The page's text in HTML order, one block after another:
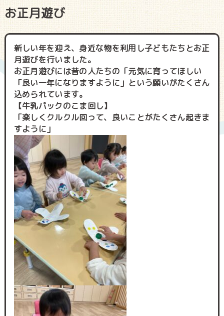
お正月遊び
新しい年を迎え、身近な物を利用し子どもたちとお正
月遊びを行いました。
お正月遊びには昔の人たちの「元気に育ってほしい
「良い一年になりますように」という願いがたくさん
込められています。
【牛乳パックのこま回し】
「楽しくクルクル回って、良いことがたくさん起きま
すように」